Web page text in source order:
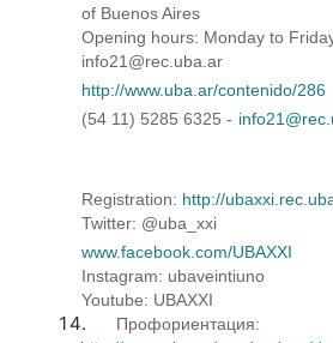
of Buenos Aires
Opening hours: Monday to
info21@rec.uba.ar
http://www.uba.ar/contenido/286
(54 11) 5285 6325 -
Registration: http://
Twitter: @uba_xxi
www.facebook.com/UBAXXI
Instagram: ubaveintiuno
Youtube: UBAXXI
Профориентация: